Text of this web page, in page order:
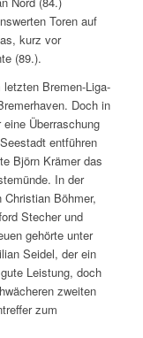
Toren auf
kurz vor
(89.).
Bremen-Liga-
Doch in
Überraschung
entführen
Björn Krämer das
In der
Böhmer,
Stecher und
gehörte unter
Seidel, der ein
Leistung, doch
zweiten
zum